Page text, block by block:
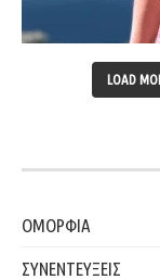
LOAD
ΟΜΟΡΦΙΑ
ΣΥΝΕΝΤΕΥΞΕΙΣ